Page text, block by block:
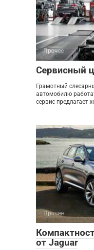
Прочее
Сервисный
Грамотный
автомобилю
сервис предлагает
Прочее
от Jaguar